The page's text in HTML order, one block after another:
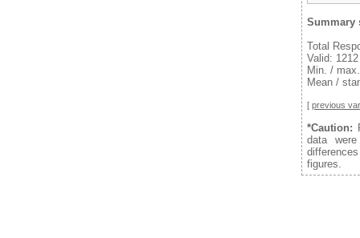
Summary
Total
Valid: 1212
Min. /
Mean /
[ previous
*Caution:
data
figures.